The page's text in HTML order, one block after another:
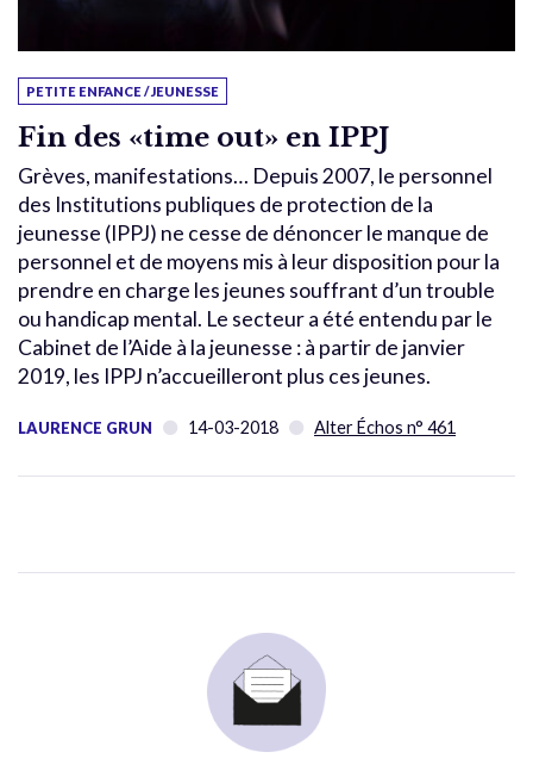
PETITE ENFANCE / JEUNESSE
Fin des «time out» en IPPJ
Grèves, manifestations… Depuis 2007, le personnel
des Institutions publiques de protection de la
jeunesse (IPPJ) ne cesse de dénoncer le manque de
personnel et de moyens mis à leur disposition pour la
prendre en charge les jeunes souffrant d’un trouble
ou handicap mental. Le secteur a été entendu par le
Cabinet de l’Aide à la jeunesse : à partir de janvier
2019, les IPPJ n’accueilleront plus ces jeunes.
LAURENCE GRUN 14-03-2018 Alter Échos n° 461